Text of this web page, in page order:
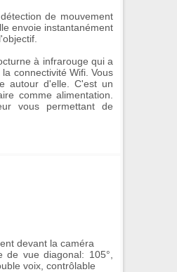
de mouvement
envoie instantanément
à infrarouge qui a
connectivité Wifi. Vous
autour d'elle. C'est un
comme alimentation.
vous permettant de
devant la caméra
vue diagonal: 105°,
voix, contrôlable